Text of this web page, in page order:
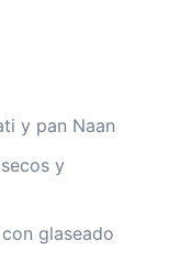
y pan Naan
y
glaseado